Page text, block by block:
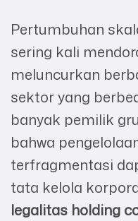
Pertumbuhan
sering kali
meluncurkan
sektor yang
banyak pemilik
bahwa
terfragmentasi
tata kelola
legalitas holding